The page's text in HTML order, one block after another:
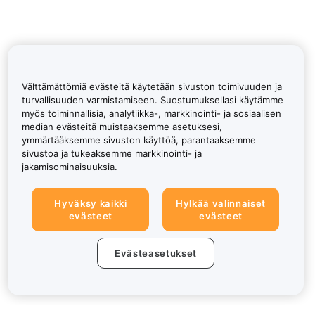
Välttämättömiä evästeitä käytetään sivuston toimivuuden ja
turvallisuuden varmistamiseen. Suostumuksellasi käytämme
myös toiminnallisia, analytiikka-, markkinointi- ja sosiaalisen
median evästeitä muistaaksemme asetuksesi,
ymmärtääksemme sivuston käyttöä, parantaaksemme
sivustoa ja tukeaksemme markkinointi- ja
jakamisominaisuuksia.
Hyväksy kaikki
evästeet
Hylkää valinnaiset
evästeet
Evästeasetukset